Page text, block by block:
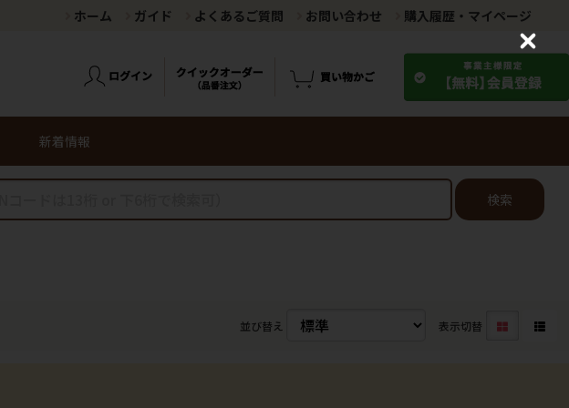
ホーム ガイド よくあるご質問 お問い合わせ 購入履歴・マイページ
新着情報
検索
並び替え 表示切替
C
o
s
e